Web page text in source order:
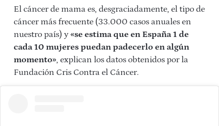
El cáncer de mama es, desgraciadamente, el tipo de
cáncer más frecuente (33.000 casos anuales en
nuestro país) y «se estima que en España 1 de
cada 10 mujeres puedan padecerlo en algún
momento», explican los datos obtenidos por la
Fundación Cris Contra el Cáncer.